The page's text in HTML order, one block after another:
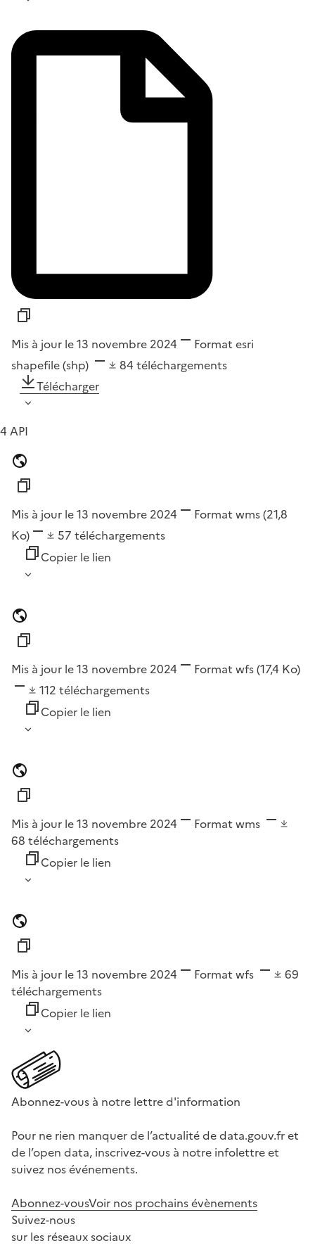
Mis à jour le 13 novembre 2024 Format esri
shapefile (shp)
84 téléchargements
Télécharger
4 API
Mis à jour le 13 novembre 2024 Format wms(21,8
Ko)
57 téléchargements
Copier le lien
Mis à jour le 13 novembre 2024 Format wfs(17,4 Ko)
112 téléchargements
Copier le lien
Mis à jour le 13 novembre 2024 Format wms
68 téléchargements
Copier le lien
Mis à jour le 13 novembre 2024 Format wfs
69
téléchargements
Copier le lien
Abonnez-vous à notre lettre d'information
Pour ne rien manquer de l’actualité de data.gouv.fr et
de l’open data, inscrivez-vous à notre infolettre et
suivez nos événements.
Abonnez-vousVoir nos prochains évènements
Suivez-nous
sur les réseaux sociaux